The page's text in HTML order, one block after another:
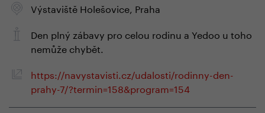
Výstaviště Holešovice, Praha
Den plný zábavy pro celou rodinu a Yedoo u toho
nemůže chybět.
https://navystavisti.cz/udalosti/rodinny-den-
prahy-7/?termin=158&program=154